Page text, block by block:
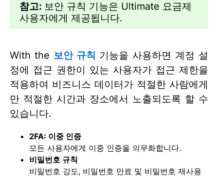
참고: 보안 규칙 기능은 Ultimate 요금제
사용자에게 제공됩니다.
With the 보안 규칙 기능을 사용하면 계정 설
정에 접근 권한이 있는 사용자가 접근 제한을
적용하여 비즈니스 데이터가 적절한 사람에게
만 적절한 시간과 장소에서 노출되도록 할 수
있습니다.
2FA: 이중 인증
모든 사용자에게 이중 인증을 의무화합니다.
비밀번호 규칙
비밀번호 강도, 비밀번호 만료 및 비밀번호 재사용